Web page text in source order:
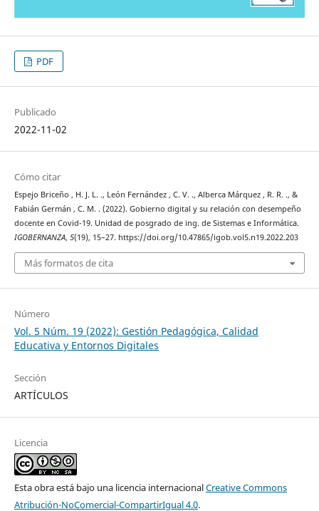
PDF
Publicado
2022-11-02
Cómo citar
Espejo Briceño , H. J. L. ., León Fernández , C. V. ., Alberca Márquez , R. R. ., &
Fabián Germán , C. M. . (2022). Gobierno digital y su relación con desempeño
docente en Covid-19. Unidad de posgrado de ing. de Sistemas e Informática.
IGOBERNANZA, 5(19), 15–27. https://doi.org/10.47865/igob.vol5.n19.2022.203
Más formatos de cita
Número
Vol. 5 Núm. 19 (2022): Gestión Pedagógica, Calidad
Educativa y Entornos Digitales
Sección
ARTÍCULOS
Licencia
Esta obra está bajo una licencia internacionalCreative Commons
Atribución-NoComercial-CompartirIgual 4.0.